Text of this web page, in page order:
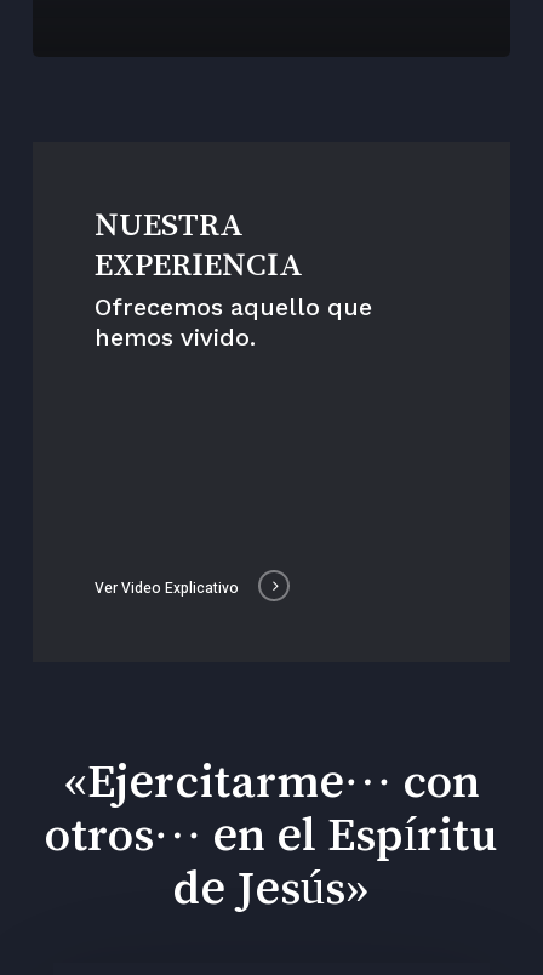
NUESTRA
EXPERIENCIA
Ofrecemos aquello que
hemos vivido.
Ver Video Explicativo
«Ejercitarme… con
otros… en el Espíritu
de Jesús»